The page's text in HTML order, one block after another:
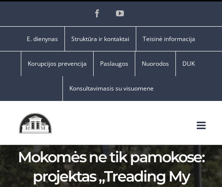
FacebookYouTube
E. dienynas Struktūra ir kontaktai Teisinė informacija
Korupcijos prevencija Paslaugos Nuorodos DUK
Konsultavimasis su visuomene
Mokomės ne tik pamokose:
projektas „Treading My